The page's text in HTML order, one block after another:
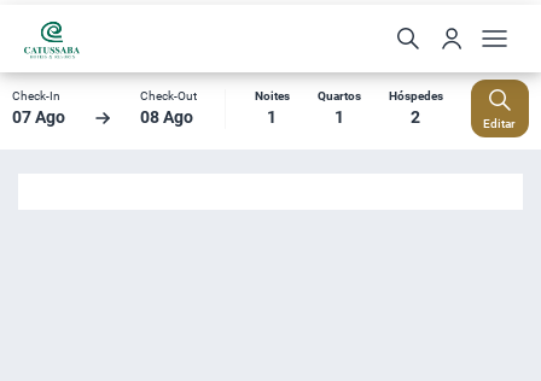
Check-In
07 Ago
Check-Out
08 Ago
Noites
1
Quartos
1
Hóspedes
2 Editar